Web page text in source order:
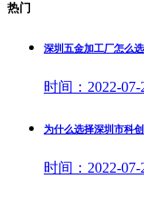
热门
深圳五金加工厂怎么
时间： 2022-07-
为什么选择深圳市科
时间： 2022-07-